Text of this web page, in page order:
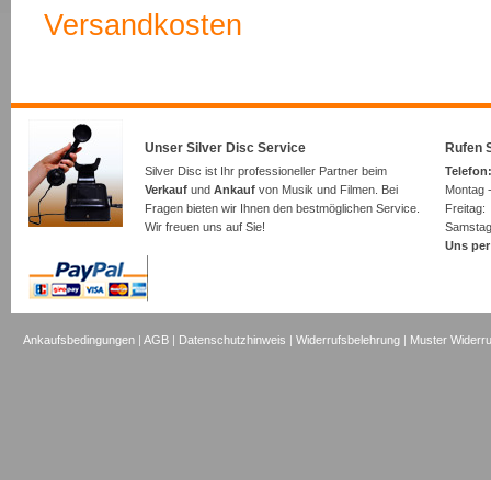
Versandkosten
Unser Silver Disc Service
Silver Disc ist Ihr professioneller Partner beim
Verkauf und Ankauf von Musik und Filmen. Bei
Fragen bieten wir Ihnen den bestmöglichen Service.
Wir freuen uns auf Sie!
Rufen
Montag
Uns
Ankaufsbedingungen |AGB | Datenschutzhinweis |Widerrufsbelehrung | Muster